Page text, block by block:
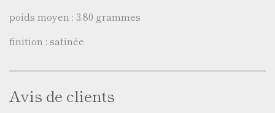
poids moyen : 3.80 grammes
finition : satinée
Avis de clients